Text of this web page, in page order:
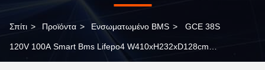
Σπίτι > Προϊόντα > Ενσωματωμένο BMS > GCE 38S
120V 100A Smart Bms Lifepo4 W410xH232xD128cm